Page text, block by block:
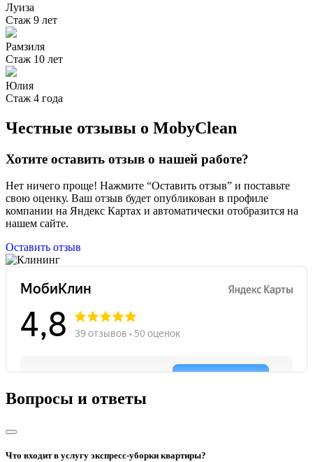
Луиза
Стаж 9 лет
Рамзиля
Стаж 10 лет
Юлия
Стаж 4 года
Честные отзывы о MobyClean
Хотите оставить отзыв о нашей работе?
Нет ничего проще! Нажмите “Оставить отзыв” и поставьте
свою оценку. Ваш отзыв будет опубликован в профиле
компании на Яндекс Картах и автоматически отобразится на
нашем сайте.
Оставить отзыв
Вопросы и ответы
Что входит в услугу экспресс-уборки квартиры?